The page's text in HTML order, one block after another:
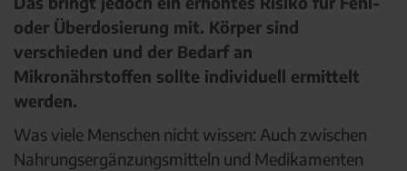
oder Überdosierung mit. Körper sind
verschieden und der Bedarf an
Mikronährstoffen sollte individuell ermittelt
werden.
Was viele Menschen nicht wissen: Auch zwischen
Nahrungsergänzungsmitteln und Medikamenten